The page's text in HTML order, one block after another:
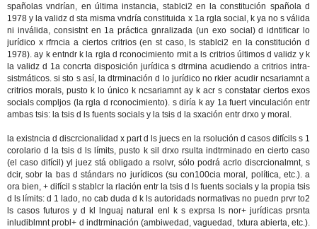
spañolas vndrían, en última instancia, stablci2 en la constitución spañola d
1978 y la validz d sta misma vndría constituida x 1a rgla social, k ya no s válida
ni inválida, consistnt en 1a práctica gnralizada (un exo social) d idntificar lo
jurídico x rfrncia a ciertos critrios (en st caso, ls stablci2 en la constitución d
1978). ay k entndr k la rgla d rconocimiento rmit a ls critrios últimos d validz y k
la validz d 1a concrta disposición jurídica s dtrmina acudiendo a critrios intra-
sistmáticos. si sto s así, la dtrminación d lo jurídico no rkier acudir ncsariamnt a
critrios morals, pusto k lo único k ncsariamnt ay k acr s constatar ciertos exos
socials compljos (la rgla d rconocimiento). s diría k ay 1a fuert vinculación entr
ambas tsis: la tsis d ls fuents socials y la tsis d la sxación entr drxo y moral.
la existncia d discrcionalidad x part d ls juecs en la rsolución d casos difícils s 1
corolario d la tsis d ls límits, pusto k sil drxo rsulta indtrminado en cierto caso
(el caso difícil) yl juez stá obligado a rsolvr, sólo podrá acrlo discrcionalmnt, s
dcir, sobr la bas d stándars no jurídicos (su con100cia moral, política, etc.). a
ora bien, + difícil s stablcr la rlación entr la tsis d ls fuents socials y la propia tsis
d ls límits: d 1 lado, no cab duda d k ls autoridads normativas no puedn prvr to2
ls casos futuros y d kl lnguaj natural enl k s exprsa ls nor+ jurídicas prsnta
inludiblmnt probl+ d indtrminación (ambiwedad, vaguedad, txtura abierta, etc.).